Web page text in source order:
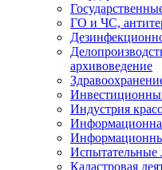
ГО и ЧС,
архивоведение
Индустрия
Испытательные
Кадастровая